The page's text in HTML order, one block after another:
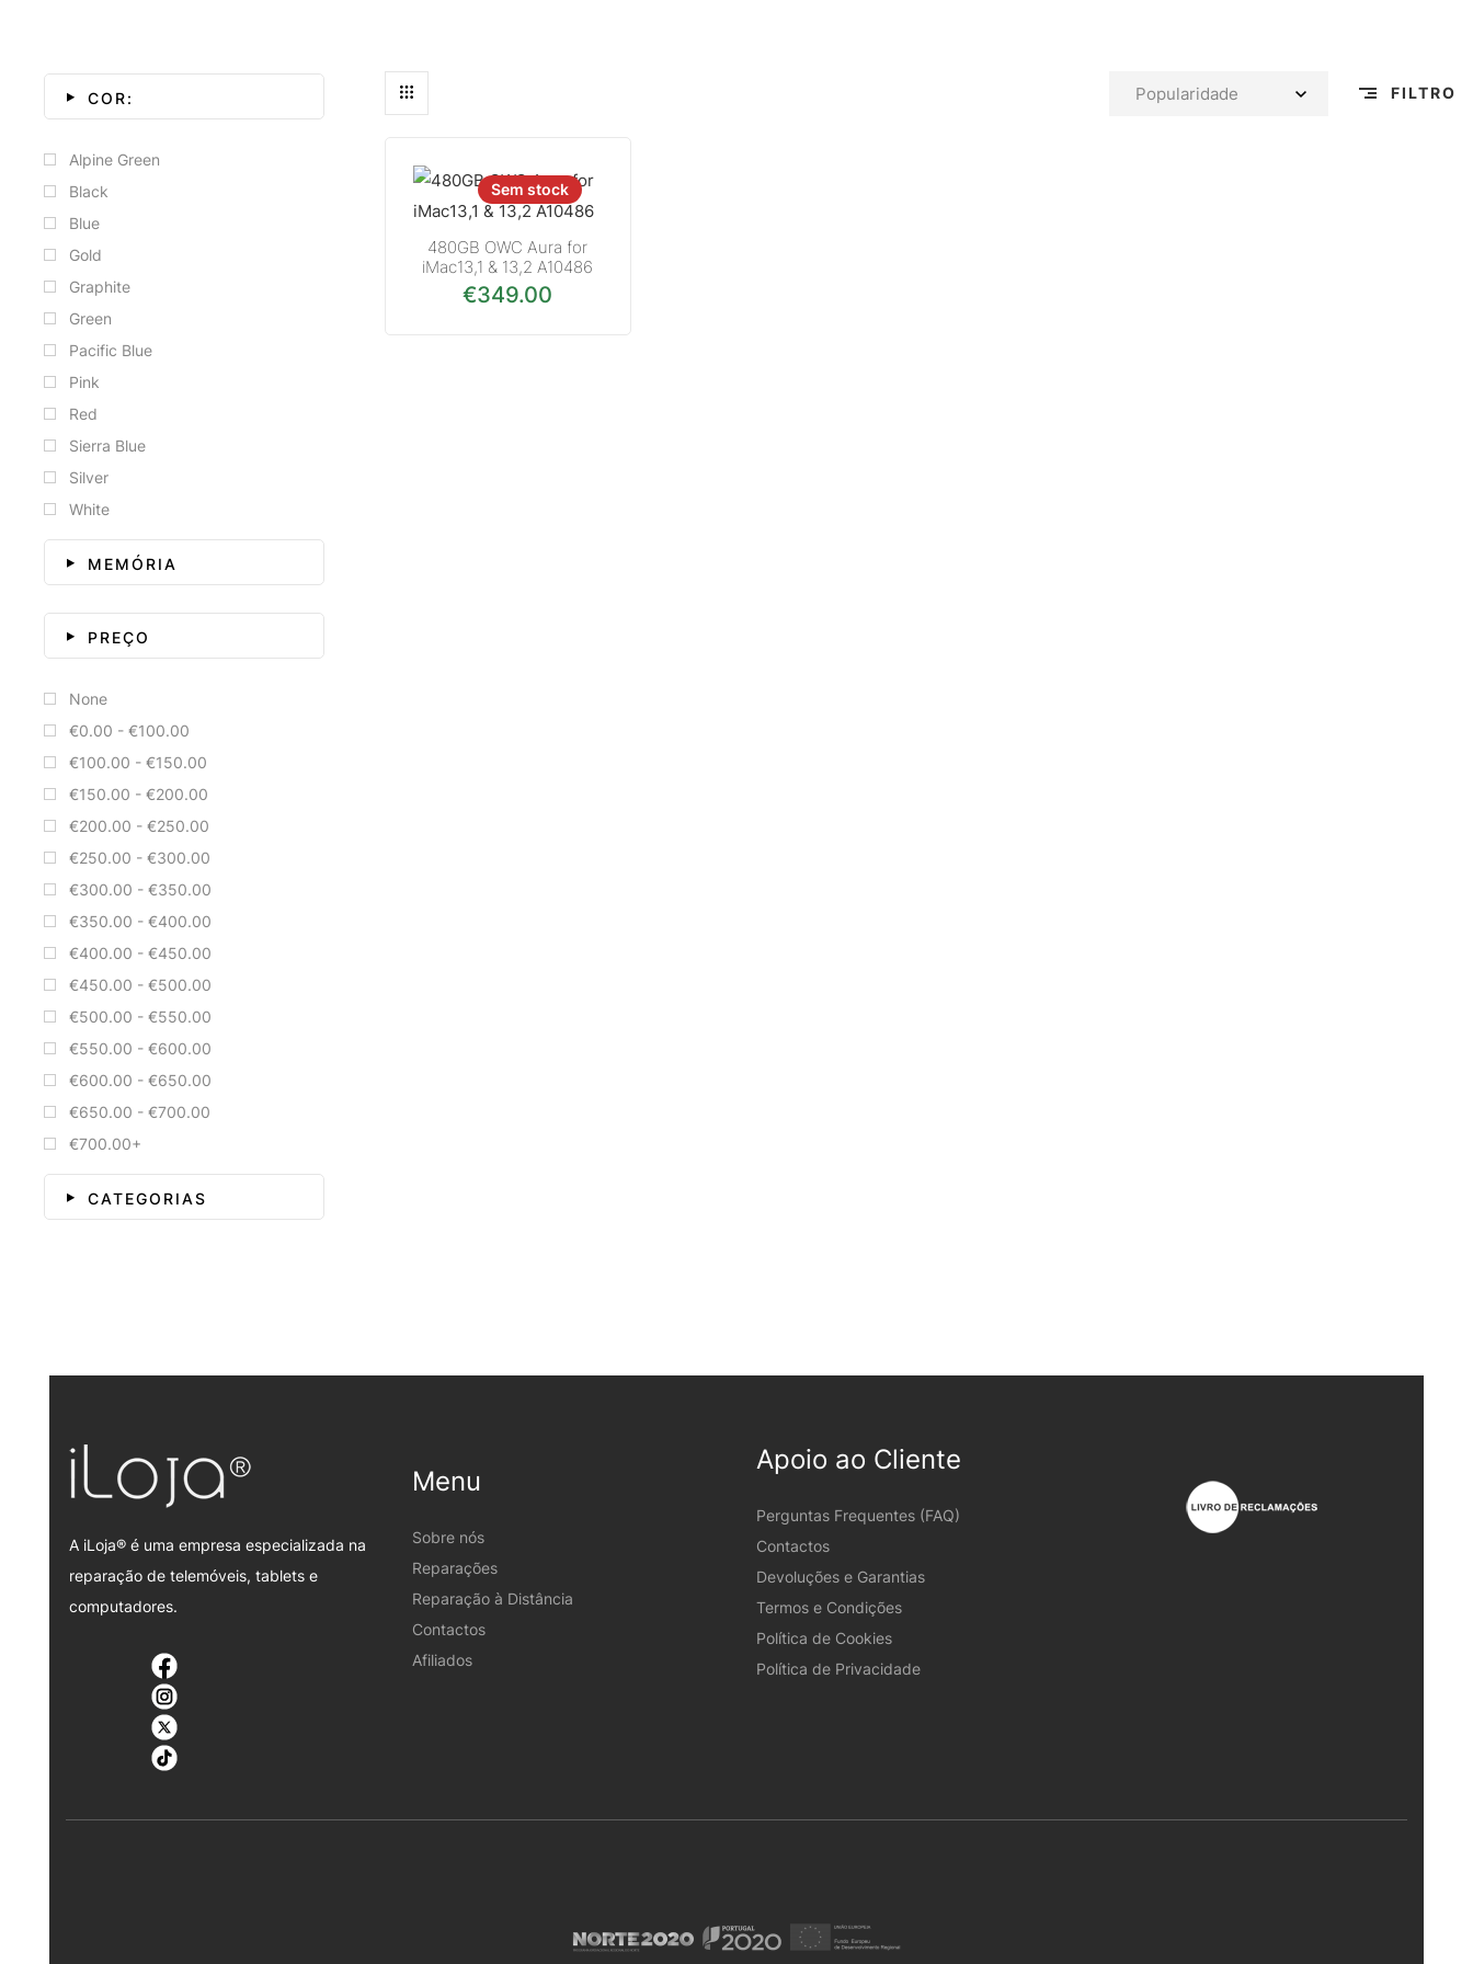
FILTRO
Sem stock
480GB OWC Aura for
iMac13,1 & 13,2 A10486
€349.00
COR:
Alpine Green
Black
Blue
Gold
Graphite
Green
Pacific Blue
Pink
Red
Sierra Blue
Silver
White
MEMÓRIA
PREÇO
None
€0.00 - €100.00
€100.00 - €150.00
€150.00 - €200.00
€200.00 - €250.00
€250.00 - €300.00
€300.00 - €350.00
€350.00 - €400.00
€400.00 - €450.00
€450.00 - €500.00
€500.00 - €550.00
€550.00 - €600.00
€600.00 - €650.00
€650.00 - €700.00
€700.00+
CATEGORIAS
A iLoja® é uma empresa especializada na
reparação de telemóveis, tablets e
computadores.
Menu
Sobre nós
Reparações
Reparação à Distância
Contactos
Afiliados
Apoio ao Cliente
Perguntas Frequentes (FAQ)
Contactos
Devoluções e Garantias
Termos e Condições
Política de Cookies
Política de Privacidade